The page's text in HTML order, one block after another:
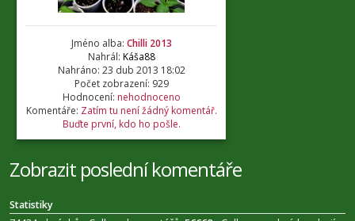
Jméno alba: Chilli 2013
Nahrál: Káša88
Nahráno: 23 dub 2013 18:02
Počet zobrazení: 929
Hodnocení: nehodnoceno
Komentáře: Zatím tu není žádný komentář.
Buďte první, kdo ho pošle.
Zobrazit poslední komentáře
Statistiky